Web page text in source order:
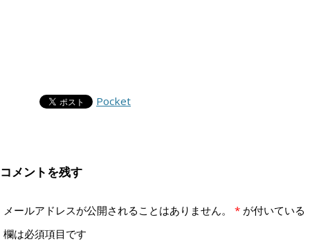
Pocket
コメントを残す
メールアドレスが公開されることはありません。 * が付いている
欄は必須項目です